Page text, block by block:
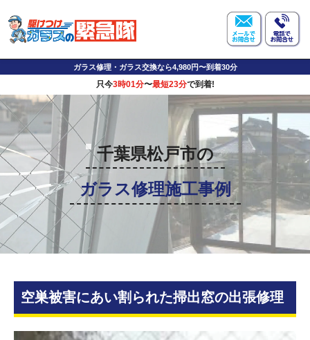
ガラス修理・ガラス交換なら4,980円〜到着30分
只今3時01分〜最短23分で到着!
千葉県松戸市の
ガラス修理施工事例
空巣被害にあい割られた掃出窓の出張修理